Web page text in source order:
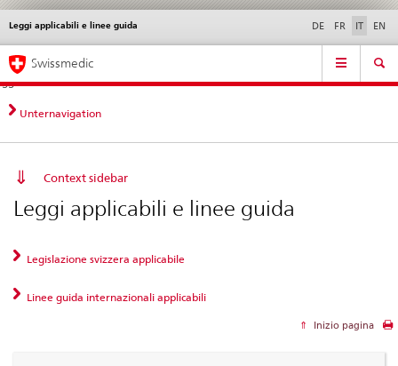
Navigazione
diretta:
novità,
aspetti
contatto
Novità &
norme
Contatto | Supporto &
aiuto
Leggi applicabili e linee guida DE FR IT EN
Service
Navigation
Swissmedic
Unternavigation
Context sidebar
Leggi applicabili e linee guida
Legislazione svizzera applicabile
Linee guida internazionali applicabili
Inizio pagina